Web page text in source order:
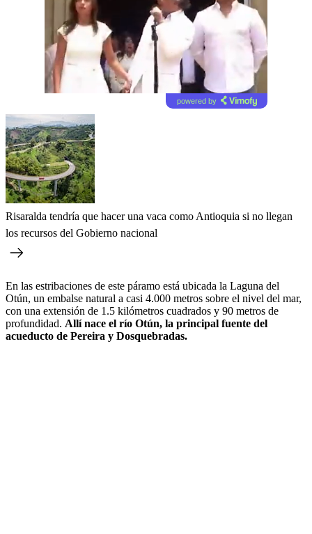
powered by
Risaralda tendría que hacer una vaca como Antioquia si no llegan
los recursos del Gobierno nacional
En las estribaciones de este páramo está ubicada la Laguna del
Otún, un embalse natural a casi 4.000 metros sobre el nivel del mar,
con una extensión de 1.5 kilómetros cuadrados y 90 metros de
profundidad. Allí nace el río Otún, la principal fuente del
acueducto de Pereira y Dosquebradas.